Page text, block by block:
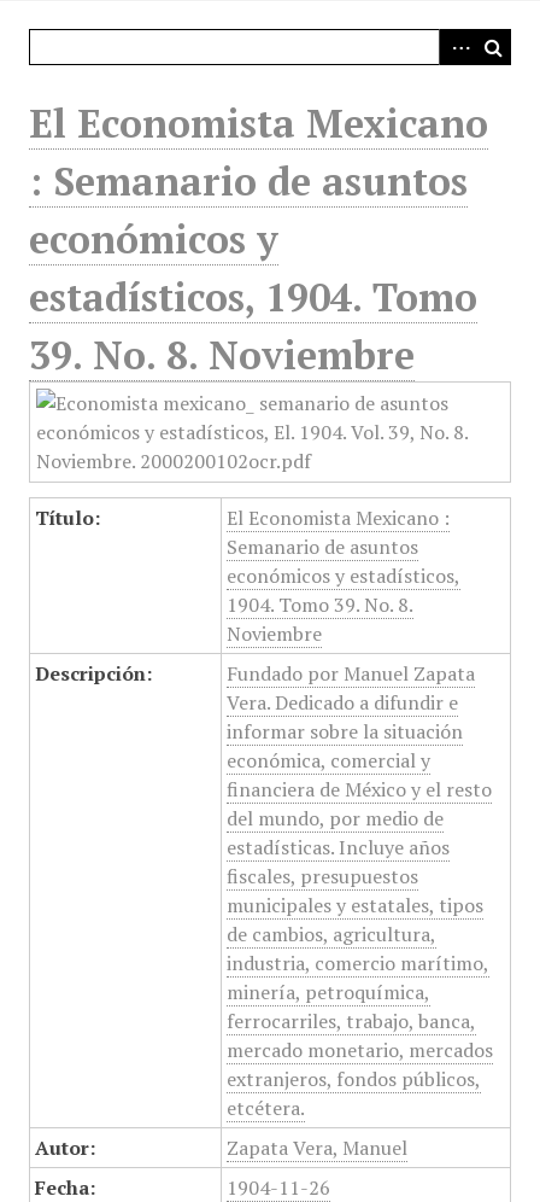
El Economista Mexicano
: Semanario de asuntos
económicos y
estadísticos, 1904. Tomo
39. No. 8. Noviembre
Título:
El Economista Mexicano :
Semanario de asuntos
económicos y estadísticos,
1904. Tomo 39. No. 8.
Noviembre
Descripción:
Fundado por Manuel Zapata
Vera. Dedicado a difundir e
informar sobre la situación
económica, comercial y
financiera de México y el resto
del mundo, por medio de
estadísticas. Incluye años
fiscales, presupuestos
municipales y estatales, tipos
de cambios, agricultura,
industria, comercio marítimo,
minería, petroquímica,
ferrocarriles, trabajo, banca,
mercado monetario, mercados
extranjeros, fondos públicos,
etcétera.
Autor:
Zapata Vera, Manuel
Fecha:
1904-11-26